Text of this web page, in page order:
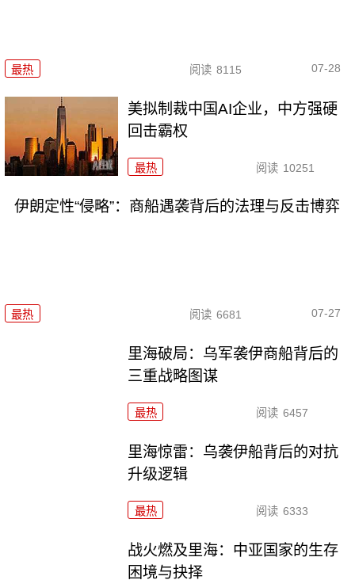
最热 阅读 8115 07-28
美拟制裁中国AI企业，中方强硬
回击霸权
最热 阅读 10251
伊朗定性“侵略”：商船遇袭背后的法理与反击博弈
最热 阅读 6681 07-27
里海破局：乌军袭伊商船背后的
三重战略图谋
最热 阅读 6457
里海惊雷：乌袭伊船背后的对抗
升级逻辑
最热 阅读 6333
战火燃及里海：中亚国家的生存
困境与抉择